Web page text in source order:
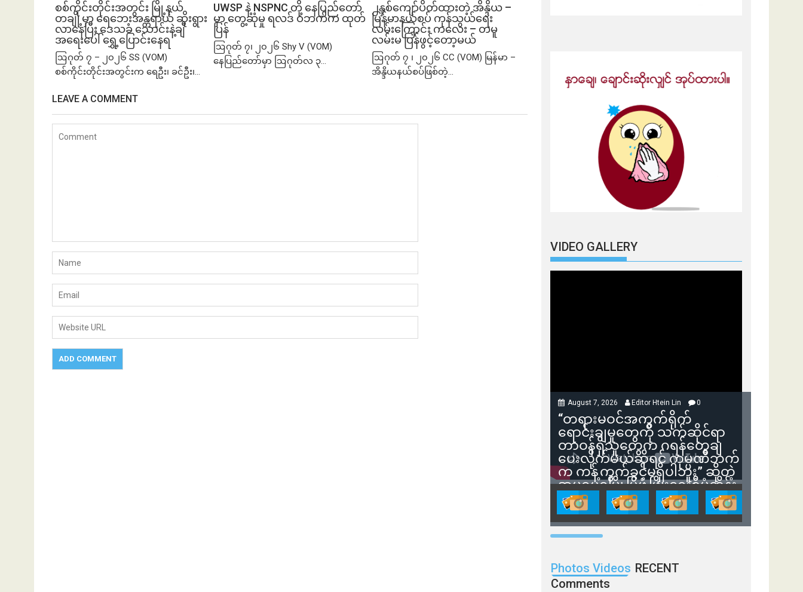
စစ်ကိုင်းတိုင်းအတွင်း မြို့နယ်
တချို့မှာ ရေဘေးအန္တရာယ် ဆိုးရွား
လာနေပြီး ဒေသခံ သောင်းနဲ့ချီ
အရေးပေါ် ရွှေ့ပြောင်းနေရ
ဩဂုတ် ၇ – ၂၀၂၆ SS (VOM)
စစ်ကိုင်းတိုင်းအတွင်းက ရေဦး၊ ခင်ဦး၊...
UWSP နဲ့ NSPNC တို့ နေပြည်တော်
မှာ တွေ့ဆုံမှု ရလဒ် ဝဘက်က ထုတ်
ပြန်
ဩဂုတ် ၇၊ ၂၀၂၆ Shy V (VOM)
နေပြည်တော်မှာ ဩဂုတ်လ ၃...
၂နှစ်​ကျော်ပိတ်ထားတဲ့ အိန္ဒိယ –
မြန်မာနယ်စပ် ကုန်သွယ်ရေး
လမ်းကြောင်း ကလေး – တမူ
လမ်းမ ပြန်ဖွင့်တော့မယ်
ဩဂုတ် ၇ ၊ ၂၀၂၆ CC (VOM) မြန်မာ –
အိန္ဒိယနယ်စပ်ဖြစ်တဲ့...
LEAVE A COMMENT
VIDEO GALLERY
August 7, 2026 Editor Htein Lin 0
“တရားမဝင်အကွက်ရိုက်
ရောင်းချမှုတွေကို သက်ဆိုင်ရာ
တာဝန်ရှိသူတွေက ဂရန်တွေချ
ပေးလိုက်မယ်ဆိုရင် ကုမ္ပဏီဘက်
က ကန့်ကွက်ခွင့်မရှိပါဘူး” ဆိုတဲ့
အမရပူရမြို့ပြဖွံ့ဖြိုးရေးစီမံကိန်း
ဒါရိုက်တာ ဦးဇော်ရဲဝင်းနဲ့ တွေ့ဆုံ
ခြင်း
Photos Videos RECENT
Comments